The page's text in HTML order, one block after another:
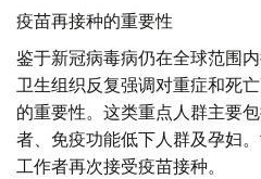
疫苗再接种的重要性
鉴于新冠病毒病仍在全球范围
卫生组织反复强调对重症和死
的重要性。这类重点人群主要
者、免疫功能低下人群及孕妇
工作者再次接受疫苗接种。